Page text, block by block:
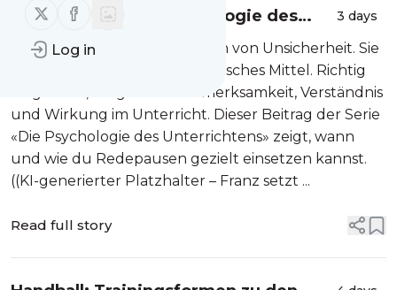
Follow us on X (twitter)
Follow us on Facebook
Log in
Sweet Spot – Die Psychologie des
Unterrichtens:
3 days
Redepausen sind kein Zeichen von Unsicherheit. Sie
sind ein wirkungsvolles didaktisches Mittel. Richtig
eingesetzt, steigern sie Aufmerksamkeit, Verständnis
und Wirkung im Unterricht. Dieser Beitrag der Serie
«Die Psychologie des Unterrichtens» zeigt, wann
und wie du Redepausen gezielt einsetzen kannst.
((KI-generierter Platzhalter – Franz setzt ...
Read full story